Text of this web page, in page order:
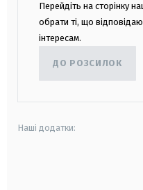
Перейдіть на сторінку
обрати ті, що
інтересам.
ДО РОЗСИЛОК
Наші додатки: